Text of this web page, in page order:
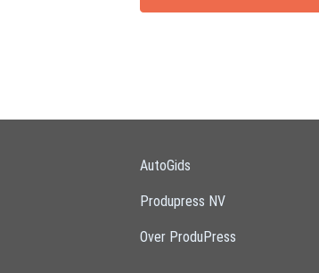
AutoGids
Produpress NV
Over ProduPress